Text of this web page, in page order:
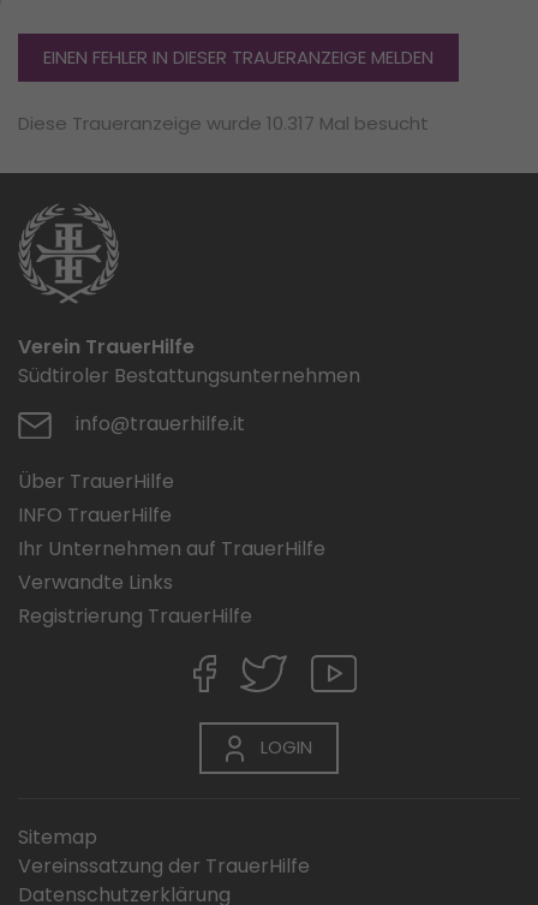
EINEN FEHLER IN DIESER TRAUERANZEIGE MELDEN
Diese Traueranzeige wurde 10.317 Mal besucht
Verein TrauerHilfe
Südtiroler Bestattungsunternehmen
info@trauerhilfe.it
Über TrauerHilfe
INFO TrauerHilfe
Ihr Unternehmen auf TrauerHilfe
Verwandte Links
Registrierung TrauerHilfe
LOGIN
Sitemap
Vereinssatzung der TrauerHilfe
Datenschutzerklärung